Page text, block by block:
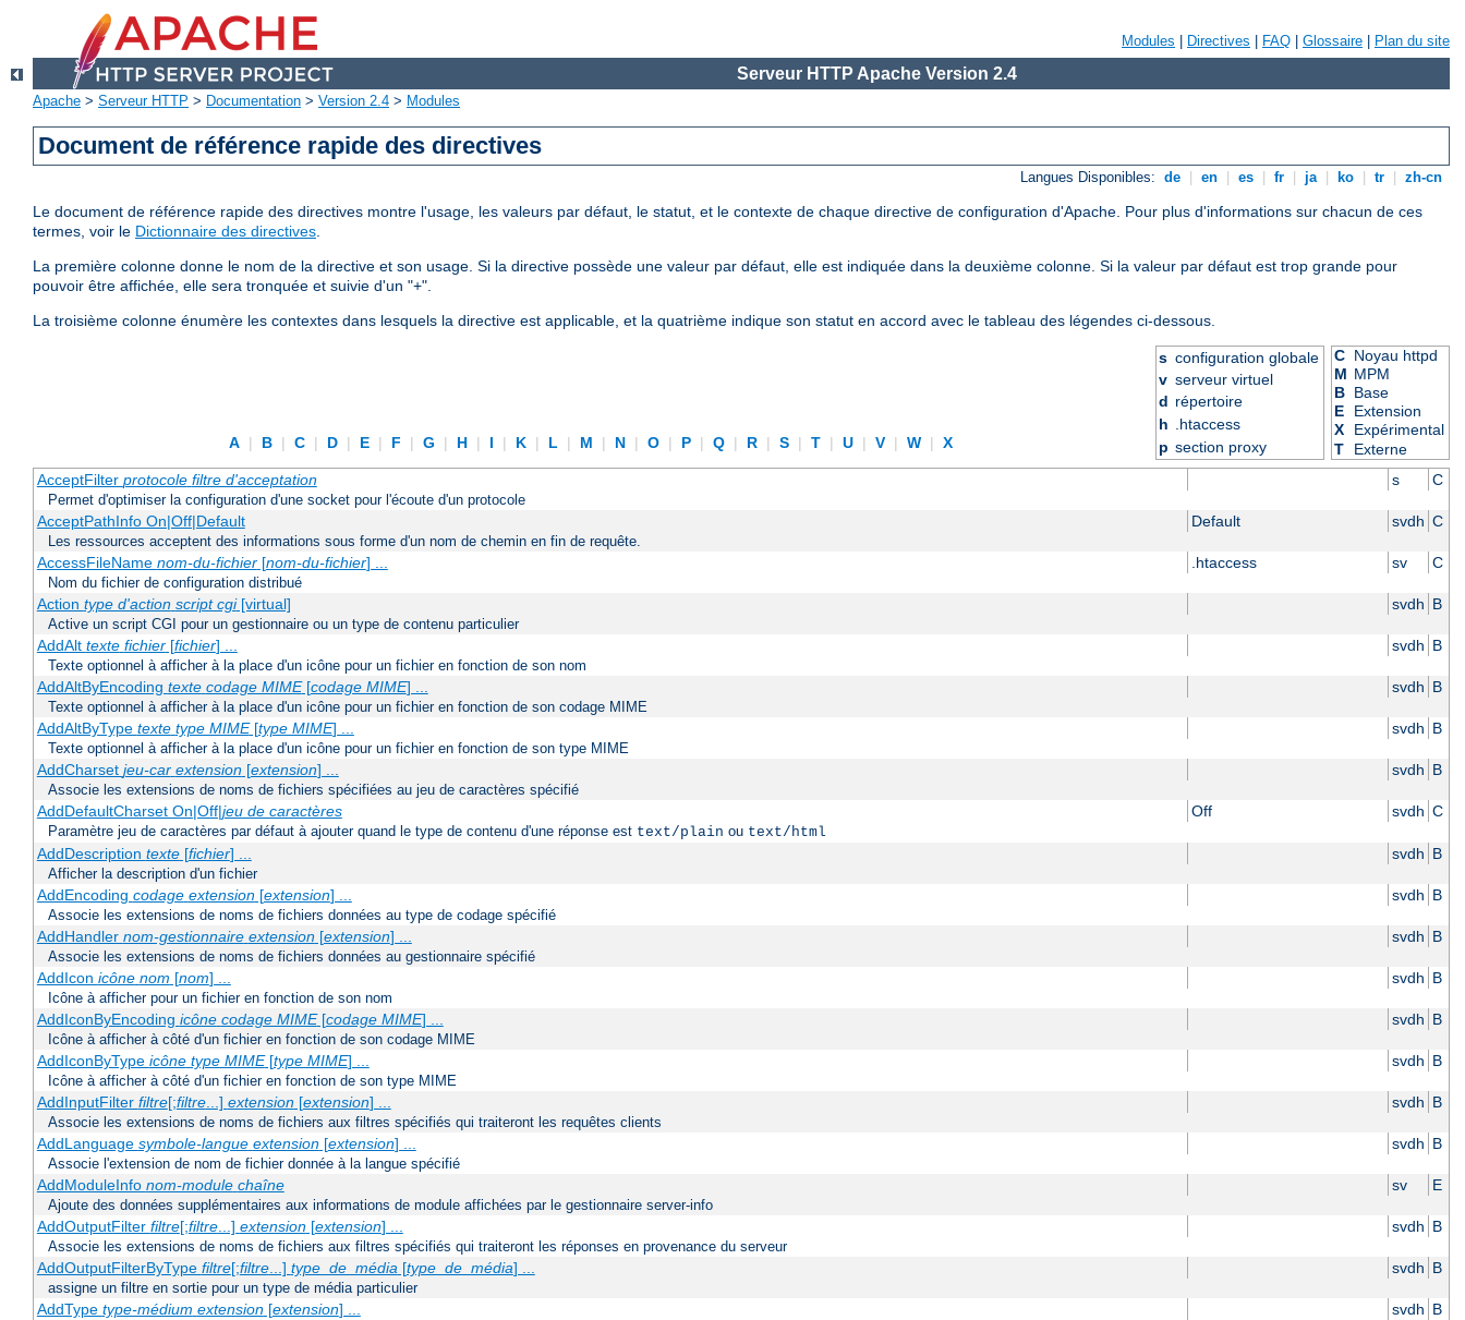
Modules Directives FAQ Glossaire Plan du site
Serveur HTTP Apache Version 2.4
Apache > Serveur HTTP > Documentation > Version 2.4 > Modules
Document de référence rapide des directives
Langues Disponibles: de en es fr ja ko tr zh-cn
Le document de référence rapide des directives montre l'usage, les valeurs par défaut, le statut, et le contexte de chaque directive de configuration d'Apache. Pour plus d'informations sur chacun de ces
termes, voir le Dictionnaire des directives.
La première colonne donne le nom de la directive et son usage. Si la directive possède une valeur par défaut, elle est indiquée dans la deuxième colonne. Si la valeur par défaut est trop grande pour
pouvoir être affichée, elle sera tronquée et suivie d'un "+".
La troisième colonne énumère les contextes dans lesquels la directive est applicable, et la quatrième indique son statut en accord avec le tableau des légendes ci-dessous.
A | B | C | D | E | F | G | H | I | K | L | M | N | O | P | Q | R | S | T | U | V | W | X
s configuration globale
v serveur virtuel
d répertoire
h .htaccess
p section proxy
C Noyau httpd
M MPM
B Base
E
Extension
X
Expérimental
T
Externe
AcceptFilter protocole filtre d'acceptation s C
Permet d'optimiser la configuration d'une socket pour l'écoute d'un protocole
AcceptPathInfo On|Off|Default Default svdh C
Les ressources acceptent des informations sous forme d'un nom de chemin en fin de requête.
AccessFileName nom-du-fichier[nom-du-fichier] ... .htaccess sv C
Nom du fichier de configuration distribué
Action type d'action script cgi[virtual] svdh B
Active un script CGI pour un gestionnaire ou un type de contenu particulier
AddAlt texte fichier[fichier] ... svdh B
Texte optionnel à afficher à la place d'un icône pour un fichier en fonction de son nom
AddAltByEncoding texte codage MIME[codage MIME] ... svdh B
Texte optionnel à afficher à la place d'un icône pour un fichier en fonction de son codage MIME
AddAltByType texte type MIME[type MIME] ... svdh B
Texte optionnel à afficher à la place d'un icône pour un fichier en fonction de son type MIME
AddCharset jeu-car extension[extension] ... svdh B
Associe les extensions de noms de fichiers spécifiées au jeu de caractères spécifié
AddDefaultCharset On|Off|jeu de caractères Off svdh C
Paramètre jeu de caractères par défaut à ajouter quand le type de contenu d'une réponse est text/plain ou text/html
AddDescription texte[fichier] ... svdh B
Afficher la description d'un fichier
AddEncoding codage extension[extension] ... svdh B
Associe les extensions de noms de fichiers données au type de codage spécifié
AddHandler nom-gestionnaire extension[extension] ... svdh B
Associe les extensions de noms de fichiers données au gestionnaire spécifié
AddIcon icône nom [nom] ... svdh B
Icône à afficher pour un fichier en fonction de son nom
AddIconByEncoding icône codage MIME[codage MIME] ... svdh B
Icône à afficher à côté d'un fichier en fonction de son codage MIME
AddIconByType icône type MIME[type MIME] ... svdh B
Icône à afficher à côté d'un fichier en fonction de son type MIME
AddInputFilter filtre[;filtre...] extension[extension] ... svdh B
Associe les extensions de noms de fichiers aux filtres spécifiés qui traiteront les requêtes clients
AddLanguage symbole-langue extension[extension] ... svdh B
Associe l'extension de nom de fichier donnée à la langue spécifié
AddModuleInfo nom-module chaîne sv E
Ajoute des données supplémentaires aux informations de module affichées par le gestionnaire server-info
AddOutputFilter filtre[;filtre...] extension[extension] ... svdh B
Associe les extensions de noms de fichiers aux filtres spécifiés qui traiteront les réponses en provenance du serveur
AddOutputFilterByType filtre[;filtre...] type_de_média[type_de_média] ... svdh B
assigne un filtre en sortie pour un type de média particulier
AddType type-médium extension[extension] ... svdh B